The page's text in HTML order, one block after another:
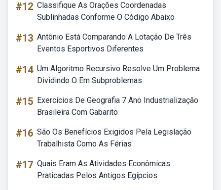
#12 Classifique As Orações Coordenadas
Sublinhadas Conforme O Código Abaixo
#13 Antônio Está Comparando A Lotação De Três
Eventos Esportivos Diferentes
#14 Um Algoritmo Recursivo Resolve Um Problema
Dividindo O Em Subproblemas
#15 Exercícios De Geografia 7 Ano Industrialização
Brasileira Com Gabarito
#16 São Os Benefícios Exigidos Pela Legislação
Trabalhista Como As Férias
#17 Quais Eram As Atividades Econômicas
Praticadas Pelos Antigos Egípcios